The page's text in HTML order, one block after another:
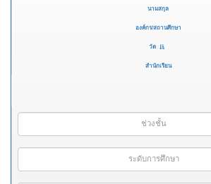
นามสกุล
องค์กร/สถานศึกษา
วัด
สำนักเรียน
ช่วงชั้น
ระดับการศึกษา